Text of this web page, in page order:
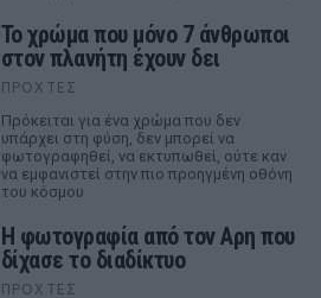
Το χρώμα που μόνο 7 άνθρωποι
στον πλανήτη έχουν δει
ΠΡΟΧΤΈΣ
Πρόκειται για ένα χρώμα που δεν
υπάρχει στη φύση, δεν μπορεί να
φωτογραφηθεί, να εκτυπωθεί, ούτε καν
να εμφανιστεί στην πιο προηγμένη οθόνη
του κόσμου
Η φωτογραφία από τον Αρη που
δίχασε το διαδίκτυο
ΠΡΟΧΤΈΣ